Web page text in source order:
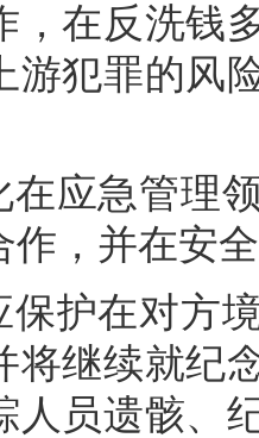
，在反洗钱
游犯罪的风
在应急管理
作，并在安
保护在对方
将继续就纪
人员遗骸、